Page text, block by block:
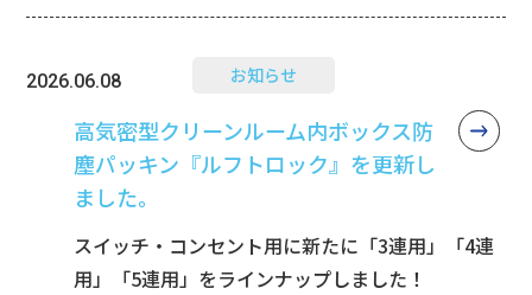
2026.06.08 お知らせ
高気密型クリーンルーム内ボックス防
塵パッキン『ルフトロック』を更新し
ました。
スイッチ・コンセント用に新たに「3連用」「4連
用」「5連用」をラインナップしました！